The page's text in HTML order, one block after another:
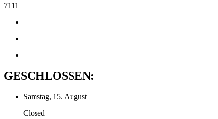
7111
GESCHLOSSEN:
Samstag, 15. August
Closed